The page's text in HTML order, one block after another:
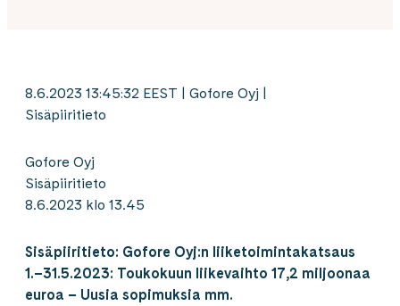
8.6.2023 13:45:32 EEST | Gofore Oyj |
Sisäpiiritieto
Gofore Oyj
Sisäpiiritieto
8.6.2023 klo 13.45
Sisäpiiritieto: Gofore Oyj:n liiketoimintakatsaus
1.–31.5.2023: Toukokuun liikevaihto 17,2 miljoonaa
euroa – Uusia sopimuksia mm.